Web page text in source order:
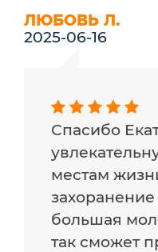
ЛЮБОВЬ Л.
2025-06-16
Спасибо
местам
большая
так сможет